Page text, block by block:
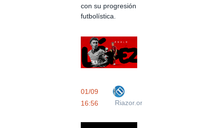
con su progresión
futbolística.
01/09
16:56
Riazor.org